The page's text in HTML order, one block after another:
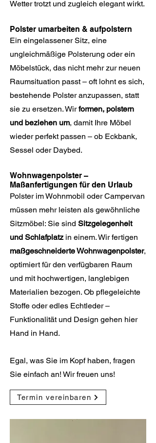
Wetter trotzt und zugleich elegant wirkt.
Polster umarbeiten & aufpolstern
Ein eingelassener Sitz, eine
ungleichmäßige Polsterung oder ein
Möbelstück, das nicht mehr zur neuen
Raumsituation passt – oft lohnt es sich,
bestehende Polster anzupassen, statt
sie zu ersetzen. Wirformen, polstern
und beziehen um, damit Ihre Möbel
wieder perfekt passen – ob Eckbank,
Sessel oder Daybed.
Wohnwagenpolster –
Maßanfertigungen für den Urlaub
Polster im Wohnmobil oder Campervan
müssen mehr leisten als gewöhnliche
Sitzmöbel: Sie sind Sitzgelegenheit
und Schlafplatzin einem. Wir fertigen
maßgeschneiderte Wohnwagenpolster,
optimiert für den verfügbaren Raum
und mit hochwertigen, langlebigen
Materialien bezogen. Ob pflegeleichte
Stoffe oder edles Echtleder –
Funktionalität und Design gehen hier
Hand in Hand.
Egal, was Sie im Kopf haben, fragen
Sie einfach an! Wir freuen uns!
Termin vereinbaren